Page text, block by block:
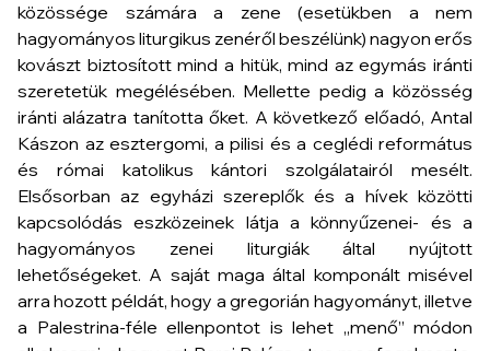
közössége számára a zene (esetükben a nem
hagyományos liturgikus zenéről beszélünk) nagyon erős
kovászt biztosított mind a hitük, mind az egymás iránti
szeretetük megélésében. Mellette pedig a közösség
iránti alázatra tanította őket. A következő előadó, Antal
Kászon az esztergomi, a pilisi és a ceglédi református
és római katolikus kántori szolgálatairól mesélt.
Elsősorban az egyházi szereplők és a hívek közötti
kapcsolódás eszközeinek látja a könnyűzenei- és a
hagyományos zenei liturgiák által nyújtott
lehetőségeket. A saját maga által komponált misével
arra hozott példát, hogy a gregorián hagyományt, illetve
a Palestrina-féle ellenpontot is lehet „menő” módon